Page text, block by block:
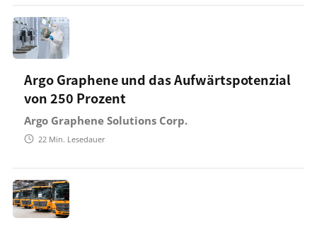
Argo Graphene und das Aufwärtspotenzial
von 250 Prozent
Argo Graphene Solutions Corp.
22 Min. Lesedauer